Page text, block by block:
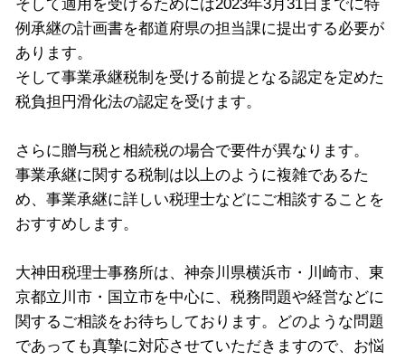
そして適用を受けるためには2023年3月31日までに特
例承継の計画書を都道府県の担当課に提出する必要が
あります。
そして事業承継税制を受ける前提となる認定を定めた
税負担円滑化法の認定を受けます。
さらに贈与税と相続税の場合で要件が異なります。
事業承継に関する税制は以上のように複雑であるた
め、事業承継に詳しい税理士などにご相談することを
おすすめします。
大神田税理士事務所は、神奈川県横浜市・川崎市、東
京都立川市・国立市を中心に、税務問題や経営などに
関するご相談をお待ちしております。どのような問題
であっても真摯に対応させていただきますので、お悩